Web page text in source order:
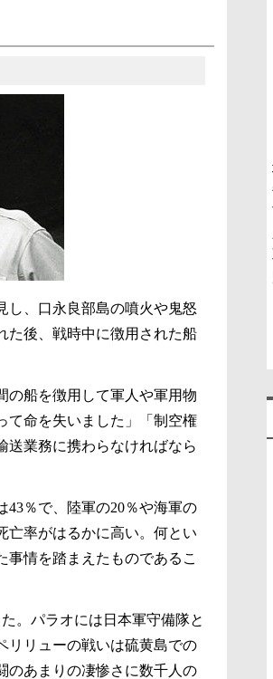
し、口永良部島の噴火や鬼怒
た後、戦時中に徴用された船
の船を徴用して軍人や軍用物
て命を失いました」「制空権
送業務に携わらなければなら
43％で、陸軍の20％や海軍の
亡率がはるかに高い。何とい
事情を踏まえたものであるこ
。パラオには日本軍守備隊と
リリューの戦いは硫黄島での
のあまりの凄惨さに数千人の